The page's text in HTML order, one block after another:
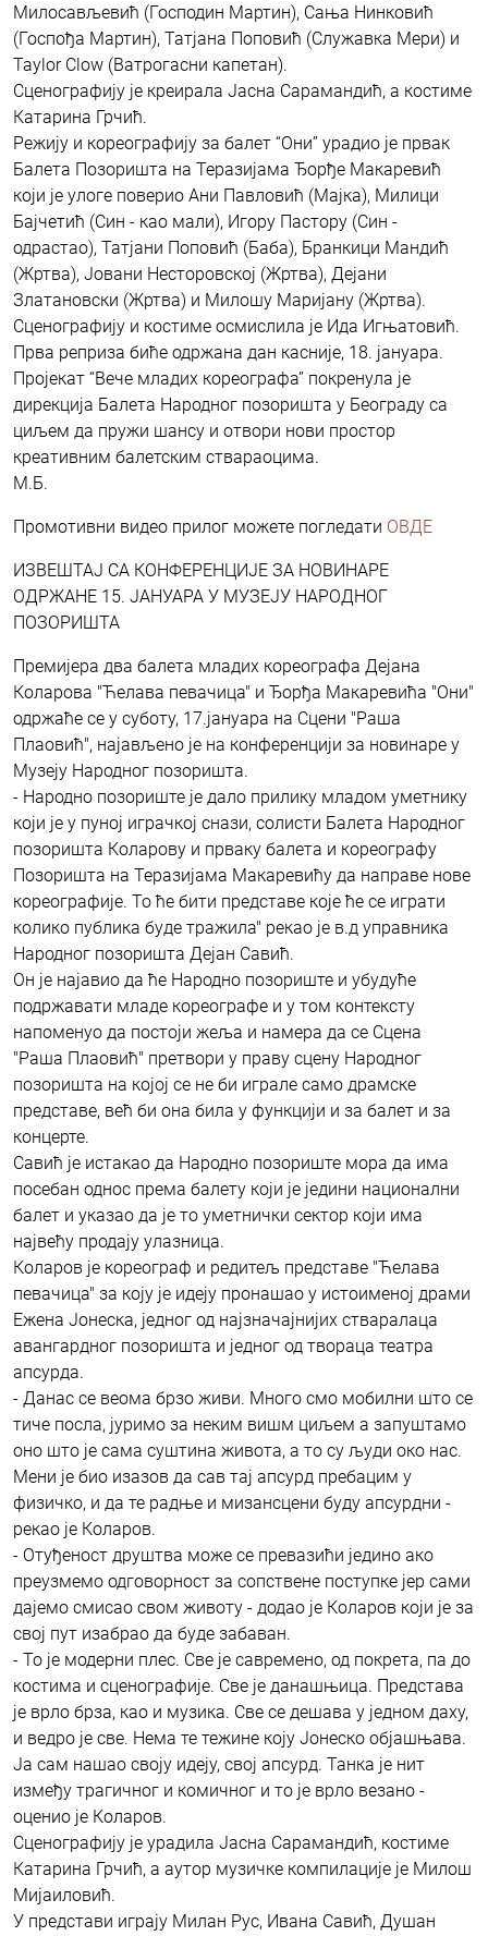
Милосављевић (Господин Мартин), Сања Нинковић
(Госпођа Мартин), Татјана Поповић (Служавка Мери) и
Taylor Clow (Ватрогасни капетан).
Сценографију је креирала Јасна Сарамандић, а костиме
Катарина Грчић.
Режију и кореографију за балет “Они” урадио је првак
Балета Позоришта на Теразијама Ђорђе Макаревић
који је улоге поверио Ани Павловић (Мајка), Милици
Бајчетић (Син - као мали), Игору Пастору (Син -
одрастао), Татјани Поповић (Баба), Бранкици Мандић
(Жртва), Јовани Несторовској (Жртва), Дејани
Златановски (Жртва) и Милошу Маријану (Жртва).
Сценографију и костиме осмислила је Ида Игњатовић.
Прва реприза биће одржана дан касније, 18. јануара.
Пројекат “Вече младих кореографа” покренула је
дирекција Балета Народног позоришта у Београду са
циљем да пружи шансу и отвори нови простор
креативним балетским ствараоцима.
М.Б.
Промотивни видео прилог можете погледати ОВДЕ
ИЗВЕШТАЈ СА КОНФЕРЕНЦИЈЕ ЗА НОВИНАРЕ
ОДРЖАНЕ 15. ЈАНУАРА У МУЗЕЈУ НАРОДНОГ
ПОЗОРИШТА
Премијера два балета младих кореографа Дејана
Коларова "Ћелава певачица" и Ђорђа Макаревића "Они"
одржаће се у суботу, 17.јануара на Сцени "Раша
Плаовић", најављено је на конференцији за новинаре у
Музеју Народног позоришта.
- Народно позориште је дало прилику младом уметнику
који је у пуној играчкој снази, солисти Балета Народног
позоришта Коларову и прваку балета и кореографу
Позоришта на Теразијама Макаревићу да направе нове
кореографије. То ће бити представе које ће се играти
колико публика буде тражила" рекао је в.д управника
Народног позоришта Дејан Савић.
Он је најавио да ће Народно позориште и убудуће
подржавати младе кореографе и у том контексту
напоменуо да постоји жеља и намера да се Сцена
"Раша Плаовић" претвори у праву сцену Народног
позоришта на којој се не би играле само драмске
представе, већ би она била у функцији и за балет и за
концерте.
Савић је истакао да Народно позориште мора да има
посебан однос према балету који је једини национални
балет и указао да је то уметнички сектор који има
највећу продају улазница.
Коларов је кореограф и редитељ представе "Ћелава
певачица" за коју је идеју пронашао у истоименој драми
Ежена Јонеска, једног од најзначајнијих стваралаца
авангардног позоришта и једног од твораца театра
апсурда.
- Данас се веома брзо живи. Много смо мобилни што се
тиче посла, јуримо за неким вишм циљем а запуштамо
оно што је сама суштина живота, а то су људи око нас.
Мени је био изазов да сав тај апсурд пребацим у
физичко, и да те радње и мизансцени буду апсурдни -
рекао је Коларов.
- Отуђеност друштва може се превазићи једино ако
преузмемо одговорност за сопствене поступке јер сами
дајемо смисао свом животу - додао је Коларов који је за
свој пут изабрао да буде забаван.
- То је модерни плес. Све је савремено, од покрета, па до
костима и сценографије. Све је данашњица. Представа
је врло брза, као и музика. Све се дешава у једном даху,
и ведро је све. Нема те тежине коју Јонеско објашњава.
Ја сам нашао своју идеју, свој апсурд. Танка је нит
између трагичног и комичног и то је врло везано -
оценио је Коларов.
Сценографију је урадила Јасна Сарамандић, костиме
Катарина Грчић, а аутор музичке компилације је Милош
Мијаиловић.
У представи играју Милан Рус, Ивана Савић, Душан